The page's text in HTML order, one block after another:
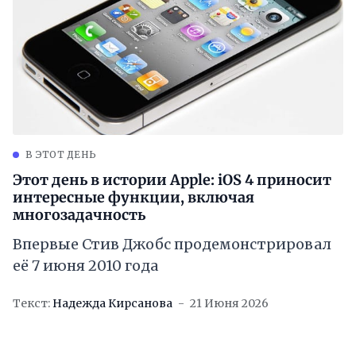
В ЭТОТ ДЕНЬ
Этот день в истории Apple: iOS 4 приносит
интересные функции, включая
многозадачность
Впервые Стив Джобс продемонстрировал
её 7 июня 2010 года
Текст: Надежда Кирсанова 21 Июня 2026